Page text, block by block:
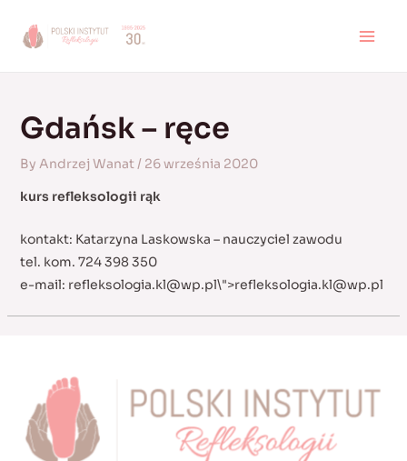
Gdańsk – ręce
By Andrzej Wanat/ 26 września 2020
kurs refleksologii rąk
kontakt: Katarzyna Laskowska – nauczyciel zawodu
tel. kom. 724 398 350
e-mail: refleksologia.kl@wp.pl\">refleksologia.kl@wp.pl